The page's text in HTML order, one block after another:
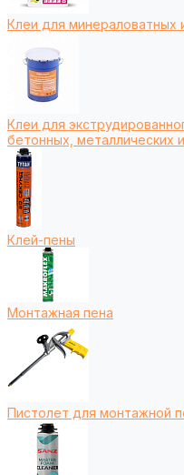
Клеи для минераловатных
Клеи для
бетонных, металлических
Клей-пены
Монтажная пена
Пистолет для монтажной